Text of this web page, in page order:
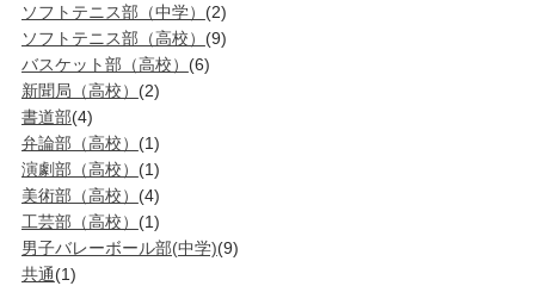
ソフトテニス部（中学） (2)
ソフトテニス部（高校） (9)
バスケット部（高校） (6)
新聞局（高校） (2)
書道部(4)
弁論部（高校） (1)
演劇部（高校） (1)
美術部（高校） (4)
工芸部（高校） (1)
男子バレーボール部(中学)(9)
共通(1)